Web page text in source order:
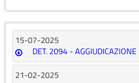
15-07-2025
DET. 2094 - AGGIUDICAZIONE
21-02-2025